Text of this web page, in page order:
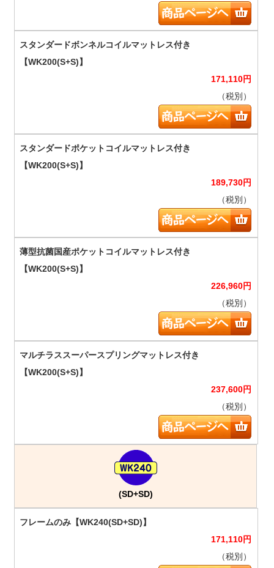
171,110円
（税別）
189,730円
（税別）
226,960円
（税別）
237,600円
（税別）
(SD+SD)
171,110円
（税別）